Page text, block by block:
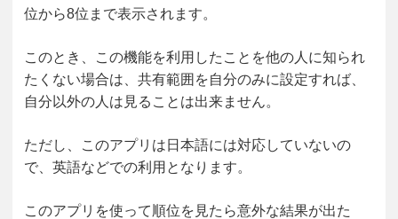
位から8位まで表示されます。
このとき、この機能を利用したことを他の人に知られ
たくない場合は、共有範囲を自分のみに設定すれば、
自分以外の人は見ることは出来ません。
ただし、このアプリは日本語には対応していないの
で、英語などでの利用となります。
このアプリを使って順位を見たら意外な結果が出た